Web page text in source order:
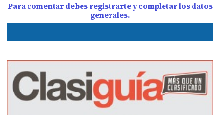
Para comentar debes registrarte y completar los datos
generales.